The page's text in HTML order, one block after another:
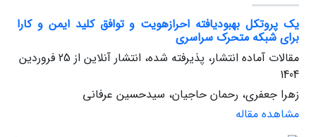
یک پروتکل بهبودیافته احرازهویت و توافق کلید ایمن و کارا
برای شبکه متحرک سراسری
مقالات آماده انتشار، پذیرفته شده، انتشار آنلاین از
25 فروردین
1404
زهرا جعفری، رحمان حاجیان، سیدحسین عرفانی
مشاهده مقاله